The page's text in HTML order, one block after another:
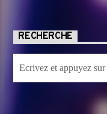
RECHERCHE